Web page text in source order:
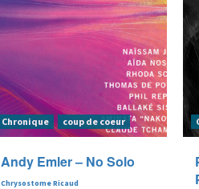
Chronique coup de coeur
Andy Emler – No Solo
Chrysostome Ricaud